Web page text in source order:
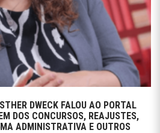
DWECK FALOU AO PORTAL
DOS CONCURSOS, REAJUSTES,
ADMINISTRATIVA E OUTROS